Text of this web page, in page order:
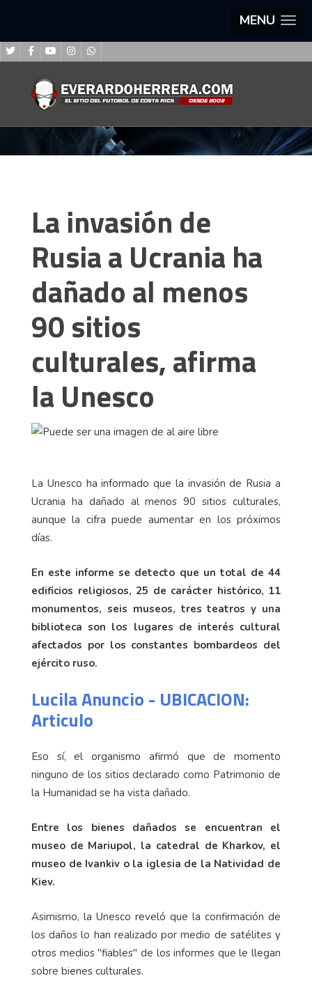
MENU
La invasión de
Rusia a Ucrania ha
dañado al menos
90 sitios
culturales, afirma
la Unesco
La Unesco ha informado que la invasión de Rusia a
Ucrania ha dañado al menos 90 sitios culturales,
aunque la cifra puede aumentar en los próximos
días.
En este informe se detecto que un total de 44
edificios religiosos, 25 de carácter histórico, 11
monumentos, seis museos, tres teatros y una
biblioteca son los lugares de interés cultural
afectados por los constantes bombardeos del
ejército ruso.
Lucila Anuncio - UBICACION:
Articulo
Eso sí, el organismo afirmó que de momento
ninguno de los sitios declarado como Patrimonio de
la Humanidad se ha vista dañado.
Entre los bienes dañados se encuentran el
museo de Mariupol, la catedral de Kharkov, el
museo de Ivankiv o la iglesia de la Natividad de
Kiev.
Asimismo, la Unesco reveló que la confirmación de
los daños lo han realizado por medio de satélites y
otros medios "fiables" de los informes que le llegan
sobre bienes culturales.